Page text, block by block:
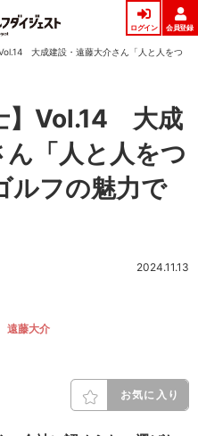
ログイン 会員登録
Vol.14 大成建設・遠藤大介さん「人と人をつ
】Vol.14 大成
「人と人をつ
ルフの魅力で
2024.11.13
遠藤大介
お気に入り